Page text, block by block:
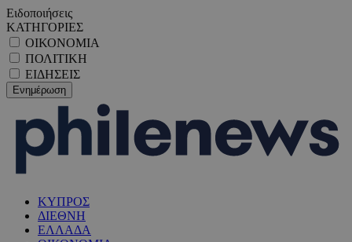
Ειδοποιήσεις
ΚΑΤΗΓΟΡΙΕΣ
ΟΙΚΟΝΟΜΙΑ
ΠΟΛΙΤΙΚΗ
ΕΙΔΗΣΕΙΣ
ΚΥΠΡΟΣ
ΔΙΕΘΝΗ
ΕΛΛΑΔΑ